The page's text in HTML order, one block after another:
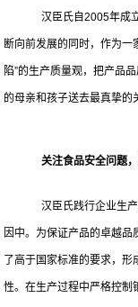
汉臣氏自2005年成
断向前发展的同时，作为一
陷”的生产质量观，把产品
的母亲和孩子送去最真挚的
关注食品安全问题，
汉臣氏践行企业生产
因中。为保证产品的卓越品
了高于国家标准的要求，
性。在生产过程中严格控制